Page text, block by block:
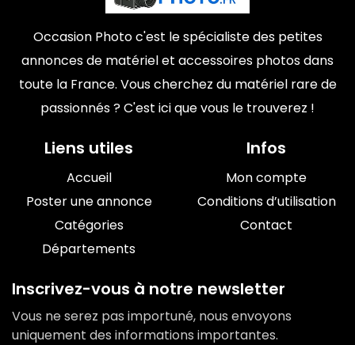
Occasion Photo c'est le spécialiste des petites
annonces de matériel et accessoires photos dans
toute la France. Vous cherchez du matériel rare de
passionnés ? C'est ici que vous le trouverez !
Liens utiles
Accueil
Poster une annonce
Catégories
Départements
Infos
Mon compte
Conditions d’utilisation
Contact
Inscrivez-vous à notre newsletter
Vous ne serez pas importuné, nous envoyons
uniquement des informations importantes.